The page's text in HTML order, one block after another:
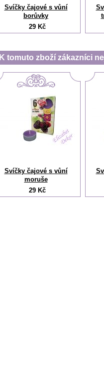
Svíčky čajové s vůní
borůvky
29 Kč
K tomuto zboží zákazníci
Svíčky čajové s vůní
moruše
29 Kč